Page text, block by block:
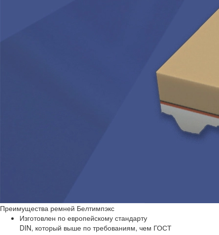
Преимущества ремней Белтимпэкс
Изготовлен по европейскому стандарту
DIN, который выше по требованиям, чем ГОСТ